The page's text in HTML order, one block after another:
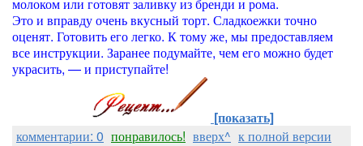
Это и вправду очень вкусный торт. Сладкоежки точно
оценят. Готовить его легко. К тому же, мы предоставляем
все инструкции. Заранее подумайте, чем его можно будет
украсить, — и приступайте!
[показать]
комментарии: 0 понравилось! вверх^ к полной версии